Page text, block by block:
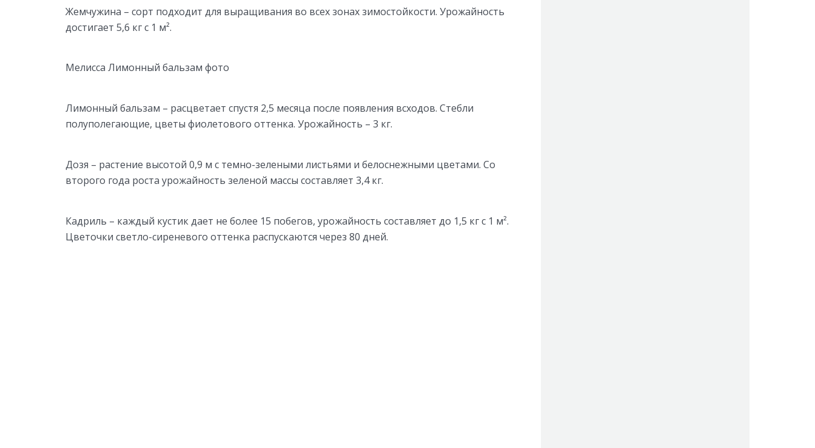
Жемчужина – сорт подходит для выращивания во всех зонах зимостойкости. Урожайность
достигает 5,6 кг с 1 м².
Мелисса Лимонный бальзам фото
Лимонный бальзам – расцветает спустя 2,5 месяца после появления всходов. Стебли
полуполегающие, цветы фиолетового оттенка. Урожайность – 3 кг.
Дозя – растение высотой 0,9 м с темно-зелеными листьями и белоснежными цветами. Со
второго года роста урожайность зеленой массы составляет 3,4 кг.
Кадриль – каждый кустик дает не более 15 побегов, урожайность составляет до 1,5 кг с 1 м².
Цветочки светло-сиреневого оттенка распускаются через 80 дней.